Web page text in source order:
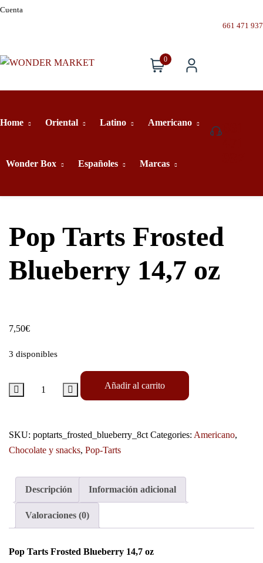
Cuenta
661 471 937
0
Home Oriental Latino Americano
Wonder Box Españoles Marcas
661
Pop Tarts Frosted
Blueberry 14,7 oz
7,50€
3 disponibles
Añadir al carrito
SKU: poptarts_frosted_blueberry_8ct Categories: Americano,
Chocolate y snacks, Pop-Tarts
Descripción Información adicional
Valoraciones (0)
Pop Tarts Frosted Blueberry 14,7 oz